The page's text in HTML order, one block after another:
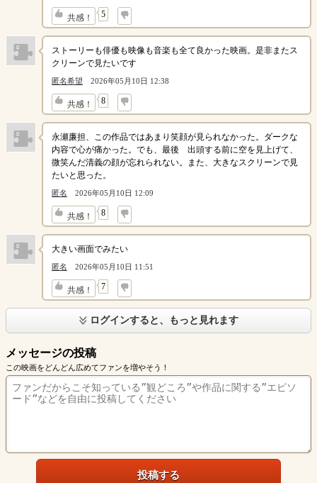
共感！ 5
↓
ストーリーも俳優も映像も音楽も全て良かった映画。是非またス
クリーンで見たいです
匿名希望 2026年05月10日 12:38
共感！ 8
↓
永瀬廉担、この作品ではあまり笑顔が見られなかった。ダークな
内容で心が痛かった。でも、最後 出頭する前に空を見上げて、
微笑んだ清義の顔が忘れられない。また、大きなスクリーンで見
たいと思った。
匿名 2026年05月10日 12:09
共感！ 8
↓
大きい画面でみたい
匿名 2026年05月10日 11:51
共感！ 7
↓
ログインすると、もっと見れます
メッセージの投稿
この映画をどんどん広めてファンを増やそう！